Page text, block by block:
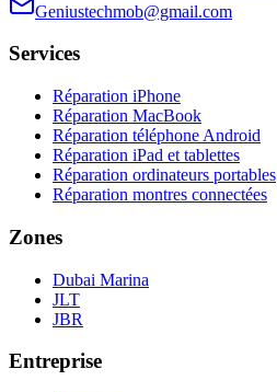
Geniustechmob@gmail.com
Services
Réparation iPhone
Réparation MacBook
Réparation téléphone Android
Réparation iPad et tablettes
Réparation ordinateurs portables
Réparation montres connectées
Zones
Dubai Marina
JLT
JBR
Entreprise